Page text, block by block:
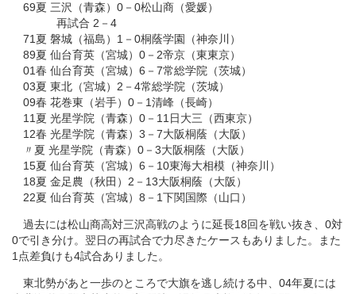
69夏 三沢（青森）0－0松山商（愛媛）
再試合 2－4
71夏 磐城（福島）1－0桐蔭学園（神奈川）
89夏 仙台育英（宮城）0－2帝京（東東京）
01春 仙台育英（宮城）6－7常総学院（茨城）
03夏 東北（宮城）2－4常総学院（茨城）
09春 花巻東（岩手）0－1清峰（長崎）
11夏 光星学院（青森）0－11日大三（西東京）
12春 光星学院（青森）3－7大阪桐蔭（大阪）
〃夏 光星学院（青森）0－3大阪桐蔭（大阪）
15夏 仙台育英（宮城）6－10東海大相模（神奈川）
18夏 金足農（秋田）2－13大阪桐蔭（大阪）
22夏 仙台育英（宮城）8－1下関国際（山口）
過去には松山商高対三沢高戦のように延長18回を戦い抜き、0対
0で引き分け。翌日の再試合で力尽きたケースもありました。また
1点差負けも4試合ありました。
東北勢があと一歩のところで大旗を逃し続ける中、04年夏には